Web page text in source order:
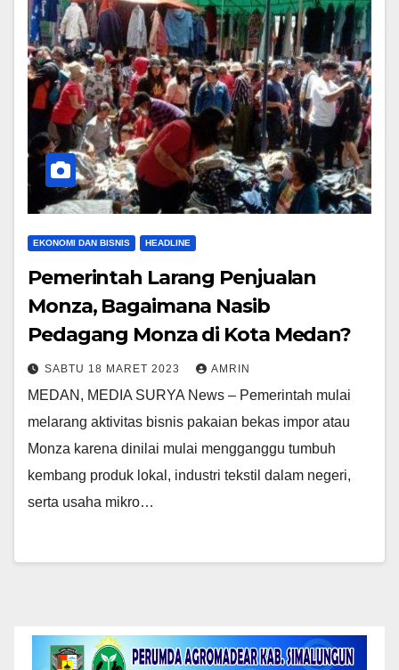
EKONOMI DAN BISNIS HEADLINE
Pemerintah Larang Penjualan
Monza, Bagaimana Nasib
Pedagang Monza di Kota Medan?
SABTU 18 MARET 2023 AMRIN
MEDAN, MEDIA SURYA News – Pemerintah mulai
melarang aktivitas bisnis pakaian bekas impor atau
Monza karena dinilai mulai mengganggu tumbuh
kembang produk lokal, industri tekstil dalam negeri,
serta usaha mikro…